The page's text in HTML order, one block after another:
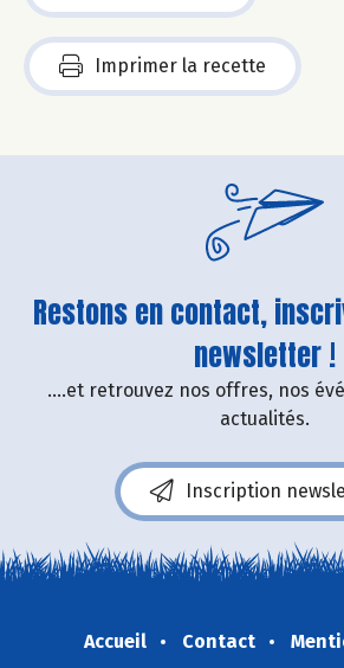
Imprimer la recette
Restons en contact,
newsletter !
....et retrouvez nos offres, nos
actualités.
Inscription
Accueil Contact